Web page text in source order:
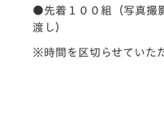
●先着１００組（写真撮
渡し）
※時間を区切らせていた